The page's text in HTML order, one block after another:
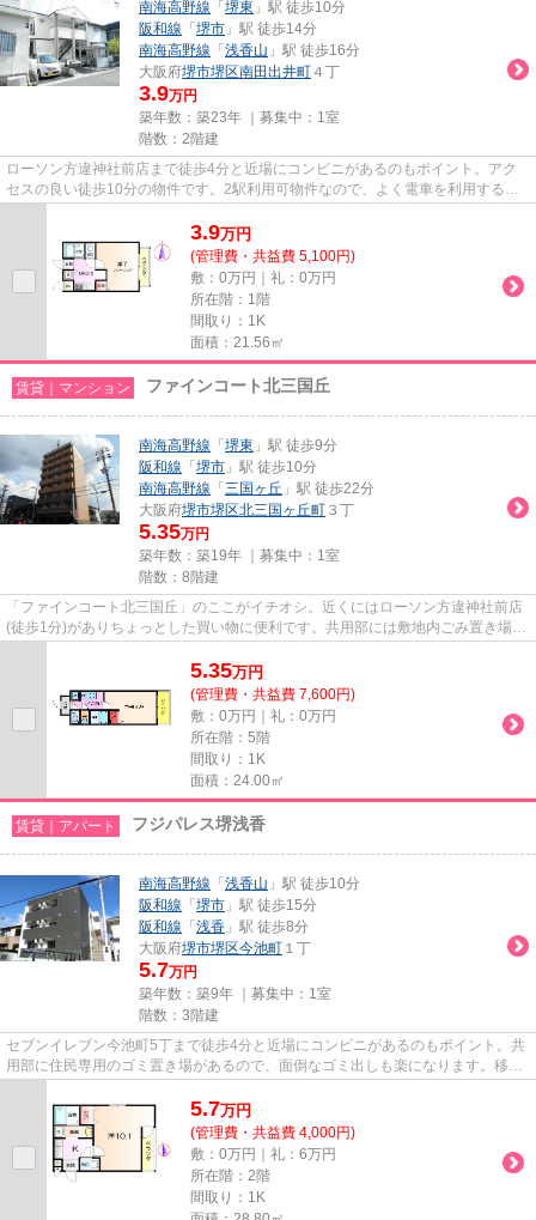
南海高野線 「 堺東 」駅 徒歩10分
阪和線 「 堺市 」駅 徒歩14分
南海高野線 「 浅香山 」駅 徒歩16分
大阪府堺市堺区南田出井町 ４丁
3.9万円
築年数：築23年 ｜募集中： 1室
階数：2階建
ローソン方違神社前店まで徒歩4分と近場にコンビニがあるのもポイント。アク
セスの良い徒歩10分の物件です。2駅利用可物件なので、よく電車を利用する方
3.9万円
(管理費・共益費 5,100円)
敷：0万円｜礼：0万円
所在階：1階
間取り：1K
面積：21.56㎡
賃貸｜マンション ファインコート北三国丘
南海高野線 「 堺東 」駅 徒歩9分
阪和線 「 堺市 」駅 徒歩10分
南海高野線 「 三国ヶ丘 」駅 徒歩22分
大阪府堺市堺区北三国ヶ丘町 ３丁
5.35万円
築年数：築19年 ｜募集中： 1室
階数：8階建
「ファインコート北三国丘」のここがイチオシ。近くにはローソン方違神社前店
(徒歩1分)がありちょっとした買い物に便利です。共用部には敷地内ごみ置き場・
5.35万円
(管理費・共益費 7,600円)
敷：0万円｜礼：0万円
所在階：5階
間取り：1K
面積：24.00㎡
賃貸｜アパート フジパレス堺浅香
南海高野線 「 浅香山 」駅 徒歩10分
阪和線 「 堺市 」駅 徒歩15分
阪和線 「 浅香 」駅 徒歩8分
大阪府堺市堺区今池町 １丁
5.7万円
築年数：築9年 ｜募集中： 1室
階数：3階建
セブンイレブン今池町5丁まで徒歩4分と近場にコンビニがあるのもポイント。共
用部に住民専用のゴミ置き場があるので、面倒なゴミ出しも楽になります。移動
5.7万円
(管理費・共益費 4,000円)
敷：0万円｜礼：6万円
所在階：2階
間取り：1K